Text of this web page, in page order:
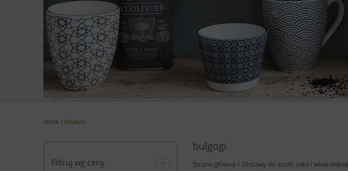
Home Produkt
bulgogi
Strona główna > Zestawy do sushi, sake i wiele więcej
Filtruj wg ceny